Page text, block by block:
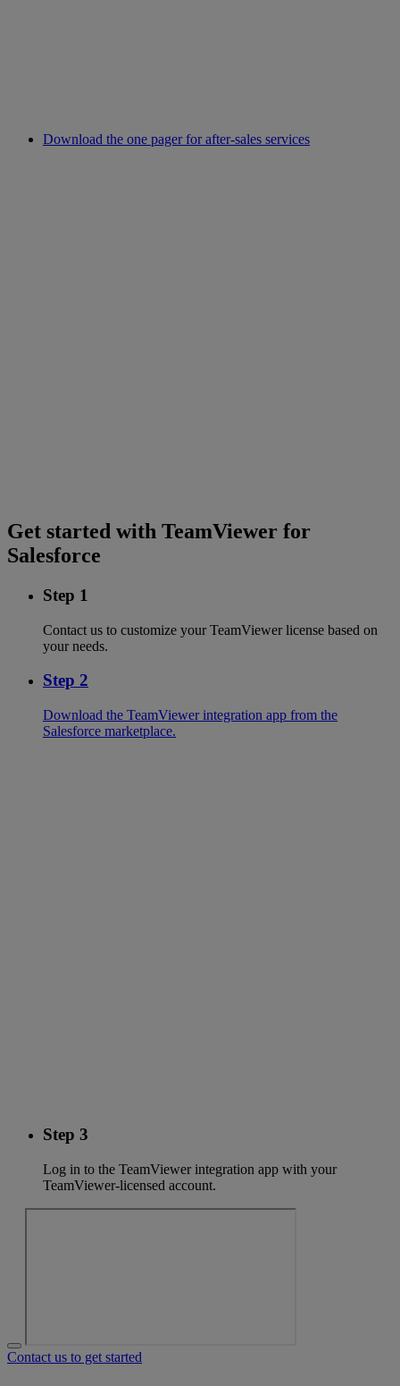
Download the one pager for after-sales services
Get started with TeamViewer for
Salesforce
Step 1
Contact us to customize your TeamViewer license based on
your needs.
Step 2
Download the TeamViewer integration app from the
Salesforce marketplace.
Step 3
Log in to the TeamViewer integration app with your
TeamViewer-licensed account.
Contact us to get started